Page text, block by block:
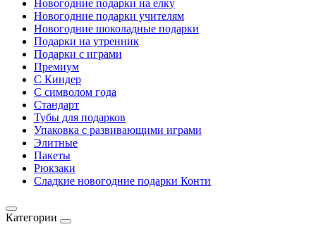
Новогодние подарки на елку
Новогодние подарки учителям
Новогодние шоколадные подарки
Подарки на утренник
Подарки с играми
Премиум
С Киндер
С символом года
Стандарт
Тубы для подарков
Упаковка с развивающими играми
Элитные
Пакеты
Рюкзаки
Сладкие новогодние подарки Конти
Категории